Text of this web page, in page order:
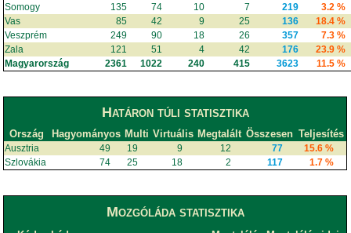
Somogy
135 74 10 7 219
3.2 %
Vas
85 42 9 25 136
18.4 %
Veszprém
249 90 18 26 357
7.3 %
Zala
121 51 4 42 176
23.9 %
Magyarország
2361 1022 240 415 3623 11.5 %
Határon túli statisztika
Ország Hagyományos Multi Virtuális Megtalált Összesen Teljesítés
Ausztria 49 19 9 12 77
15.6 %
Szlovákia
74 25 18 2 117 1.7 %
Mozgóláda statisztika